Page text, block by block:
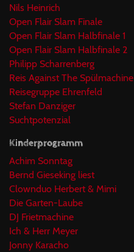
Nils Heinrich
Open Flair Slam Finale
Open Flair Slam Halbfinale 1
Open Flair Slam Halbfinale 2
Philipp Scharrenberg
Reis Against The Spülmachine
Reisegruppe Ehrenfeld
Stefan Danziger
Suchtpotenzial
Kinderprogramm
Achim Sonntag
Bernd Gieseking liest
Clownduo Herbert & Mimi
Die Garten-Laube
DJ Frietmachine
Ich & Herr Meyer
Jonny Karacho